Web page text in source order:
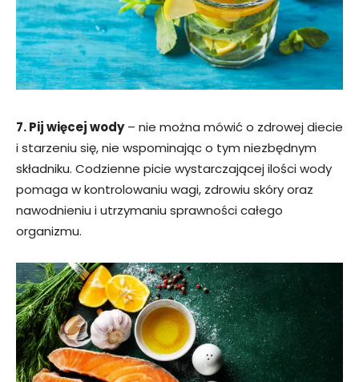
7. Pij więcej wody– nie można mówić o zdrowej diecie
i starzeniu się, nie wspominając o tym niezbędnym
składniku. Codzienne picie wystarczającej ilości wody
pomaga w kontrolowaniu wagi, zdrowiu skóry oraz
nawodnieniu i utrzymaniu sprawności całego
organizmu.